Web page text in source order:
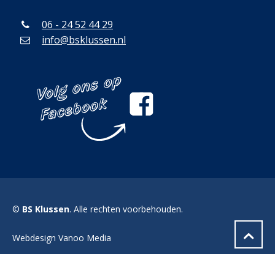
06 - 24 52 44 29
info@bsklussen.nl
© BS Klussen. Alle rechten voorbehouden.
Webdesign Vanoo Media